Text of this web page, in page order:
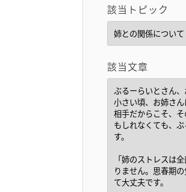
該当トピック
該当文章